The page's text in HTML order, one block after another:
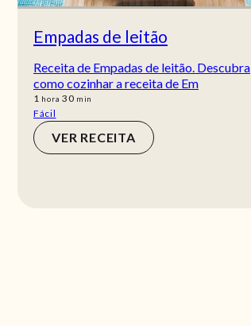
Empadas de leitão
Receita de Empadas de leitão. Descubra
como cozinhar a receita de Em
1 hora
hora 30min
min
Fácil
VER RECEITA